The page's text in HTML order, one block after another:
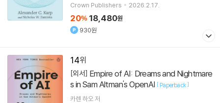
Crown Publishers
2026.2.17.
20% 18,480원
930원
14
[외서]
s in Sam Altman's OpenAI [ Paperback]
카렌 하오 저